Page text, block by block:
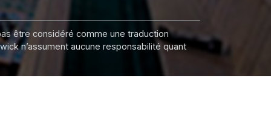
être considéré comme une traduction
n’assument aucune responsabilité quant